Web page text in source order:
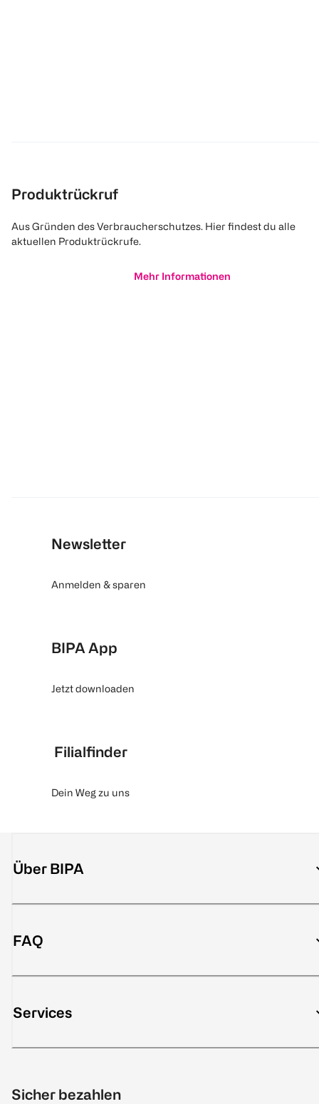
Produktrückruf
Aus Gründen des Verbraucherschutzes. Hier findest du alle
aktuellen Produktrückrufe.
Mehr Informationen
Newsletter
Anmelden & sparen
BIPA App
Jetzt downloaden
Filialfinder
Dein Weg zu uns
Über BIPA
FAQ
Services
Sicher bezahlen